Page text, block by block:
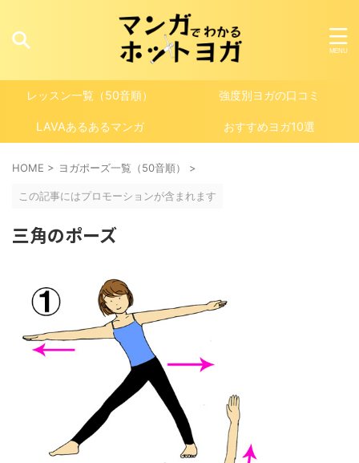
レッスン一覧（50音順） 強度別ヨガの口コミ
LAVAあるあるマンガ おすすめヨガ10選
HOME > ヨガポーズ一覧（50音順） >
この記事にはプロモーションが含まれます
三角のポーズ